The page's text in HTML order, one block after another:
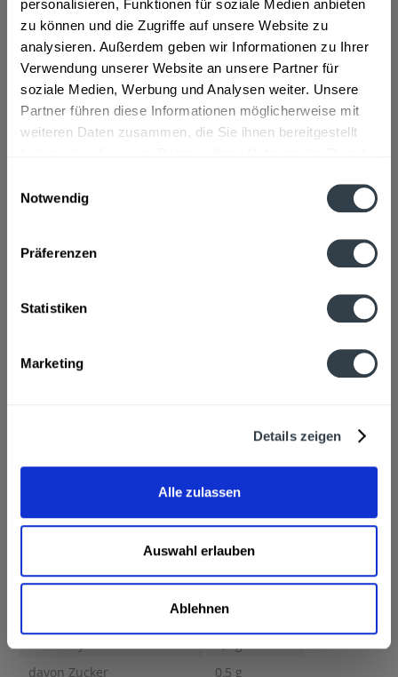
personalisieren, Funktionen für soziale Medien anbieten
zu können und die Zugriffe auf unsere Website zu
analysieren. Außerdem geben wir Informationen zu Ihrer
Verwendung unserer Website an unsere Partner für
soziale Medien, Werbung und Analysen weiter. Unsere
Partner führen diese Informationen möglicherweise mit
weiteren Daten zusammen, die Sie ihnen bereitgestellt
Notwendig
Präferenzen
Statistiken
Marketing
Details zeigen
Alle zulassen
Auswahl erlauben
Ablehnen
Flaschengröße:
0,5 l
Fragen zum Artikel?
Weitere Artikel von Pfungstädter
Zutaten und Allergene
Alkoholfreies Bier (Wasser, GERSTENMALZ, Hopfen,
Gärungskohlensäure), Fruchtsaftgetränk Zitrone...mehr
Zitronensaft aus Zitronensaftkonzentrat 3,1%, Orangensaft
aus Orangensaftkonzentrat, Kohlensäure, Mehrfruchtsaft-
Süßstoffe: Acesulfam K und Aspartam*, natürliches
Zitronenaroma mit anderen natürlichen Aromen,
Johannisbrotkernmehl), * (Enthält eine Phenylalaninquelle)
Mit Süßungsmittel(n)
Anmerkung: Sofern Allergene vorhanden sind, sind diese
mittels Großbuchstaben besonders hervorgehoben
Pfungstädter Brauerei Hildebrand, Eberstädter Straße 89,
Pfungstadt
0,1 g...mehr
11 kcal / 44 kJ
Fett
0,1 g
davon gesättigte Fettsäuren
0,1 g
davon Zucker
0,5 g